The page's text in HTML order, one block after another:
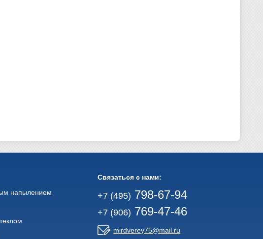
напылением
Связаться с нами:
+7 (495) 798-67-94
+7 (906) 769-47-46
mirdverey75@mail.ru